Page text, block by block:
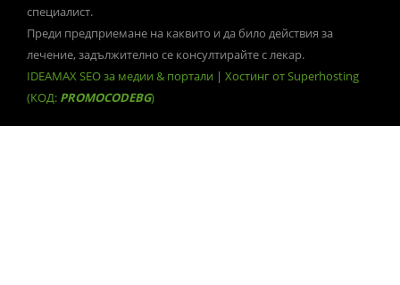
специалист.
Преди предприемане на каквито и да било действия за
лечение, задължително се консултирайте с лекар.
IDEAMAX SEO за медии & портали | Хостинг от Superhosting
(КОД: PROMOCODEBG)